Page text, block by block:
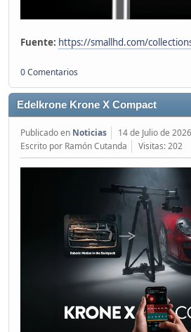
Fuente: https://smallhd.com/
0 Comentarios
Edelkrone Krone X Compact
Publicado en Noticias
14 de Julio de
Escrito por Ramón Cutanda
Visitas: 202